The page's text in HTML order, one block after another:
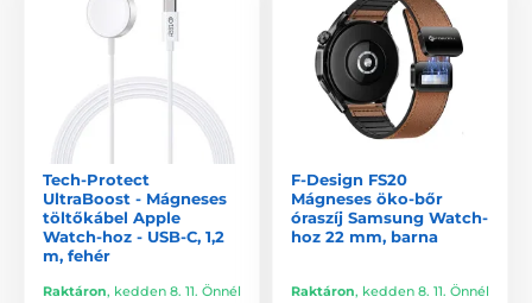
Tech-Protect
UltraBoost - Mágneses
töltőkábel Apple
Watch-hoz - USB-C, 1,2
m, fehér
Raktáron, kedden 8. 11. Önnél
F-Design FS20
Mágneses öko-bőr
óraszíj Samsung Watch-
hoz 22 mm, barna
Raktáron, kedden 8. 11. Önnél